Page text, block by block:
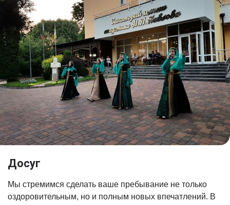
Досуг
Мы стремимся сделать ваше пребывание не только
оздоровительным, но и полным новых впечатлений. В